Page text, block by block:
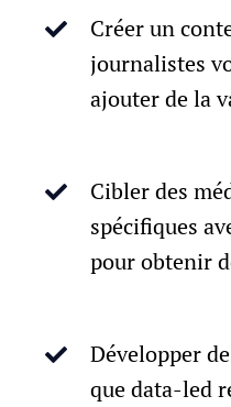
Créer un
journalistes
ajouter de la
Cibler des
spécifiques
pour obtenir
Développer
que data-led